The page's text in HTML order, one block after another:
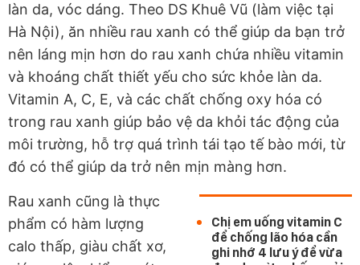
làn da, vóc dáng. Theo DS Khuê Vũ (làm việc tại
Hà Nội), ăn nhiều rau xanh có thể giúp da bạn trở
nên láng mịn hơn do rau xanh chứa nhiều vitamin
và khoáng chất thiết yếu cho sức khỏe làn da.
Vitamin A, C, E, và các chất chống oxy hóa có
trong rau xanh giúp bảo vệ da khỏi tác động của
môi trường, hỗ trợ quá trình tái tạo tế bào mới, từ
đó có thể giúp da trở nên mịn màng hơn.
Chị em uống vitamin C
để chống lão hóa cần
ghi nhớ 4 lưu ý để vừa
Rau xanh cũng là thực
phẩm có hàm lượng
calo thấp, giàu chất xơ,